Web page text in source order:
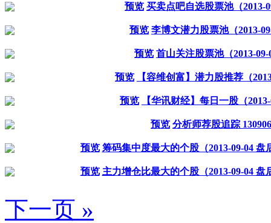
预览 买卖点吧自选股票池（2013-
预览 李博文潜力股票池（2013-
预览 首山关注股票池（2013-09-
预览 【容维创富】潜力股推荐（
预览 【华讯财经】每日一股（
预览 分析师荐股追踪 130906
预览 筹码集中度最大的个股（2013-09-04 盘
预览 主力增仓比最大的个股（2013-09-04 盘
下一页 »